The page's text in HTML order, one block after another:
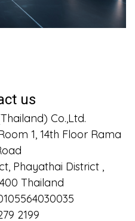
us
Co.,Ltd.
1, 14th Floor Rama
Phayathai District ,
Thailand
2199